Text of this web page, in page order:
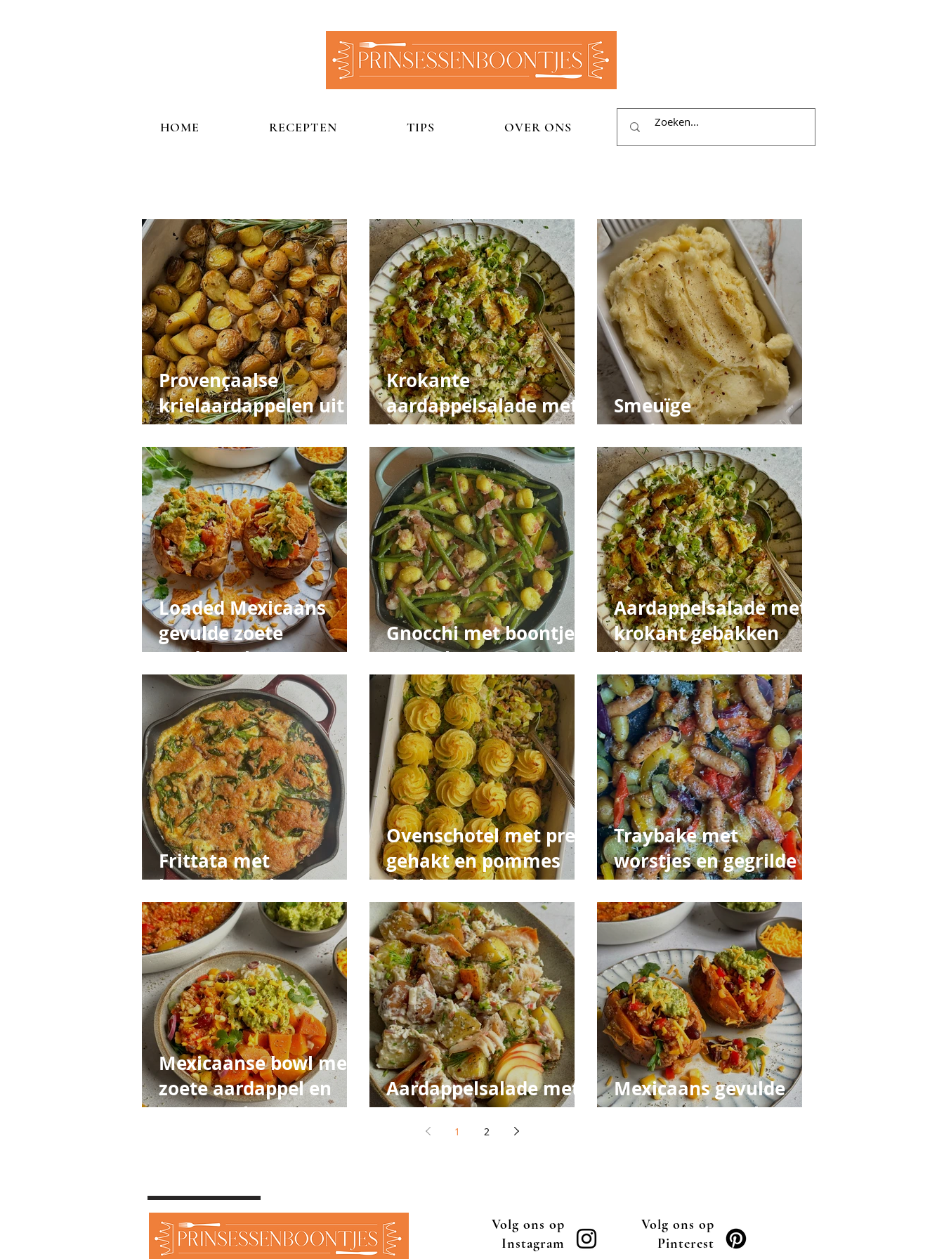
HOME RECEPTEN TIPS OVER ONS
Provençaalse
krielaardappelen uit
de oven
Krokante
aardappelsalade met
honing en feta
Smeuïge
aardappelpuree
Loaded Mexicaans
gevulde zoete
aardappel
Gnocchi met boontjes
en spek
Aardappelsalade met
krokant gebakken
krieltjes en frisse
kruidensaus
Frittata met
horsmakreel
Ovenschotel met prei,
gehakt en pommes
duchesse
Traybake met
worstjes en gegrilde
groenten
Mexicaanse bowl met
zoete aardappel en
quacamole
Aardappelsalade met
forel
Mexicaans gevulde
zoete aardappel
1 2
Volg ons op
Instagram
Volg ons op
Pinterest